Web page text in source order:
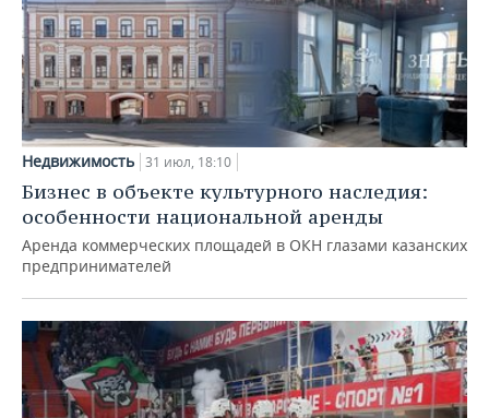
Недвижимость 31 июл, 18:10
Бизнес в объекте культурного наследия:
особенности национальной аренды
Аренда коммерческих площадей в ОКН глазами казанских
предпринимателей